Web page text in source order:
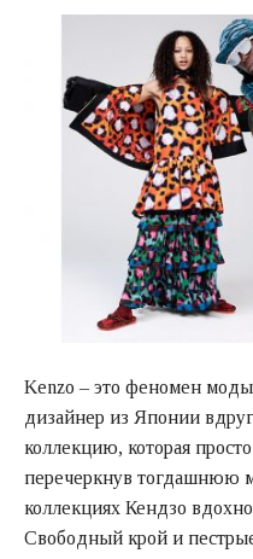
Kenzo – это феномен
дизайнер из Японии
коллекцию, которая
перечеркнув тогдашнюю
коллекциях Кендзо
Свободный крой и